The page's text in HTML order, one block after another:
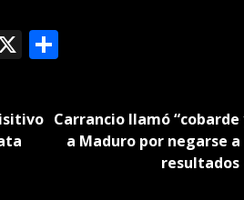
X Compartir
Carrancio llamó
a Maduro por negarse